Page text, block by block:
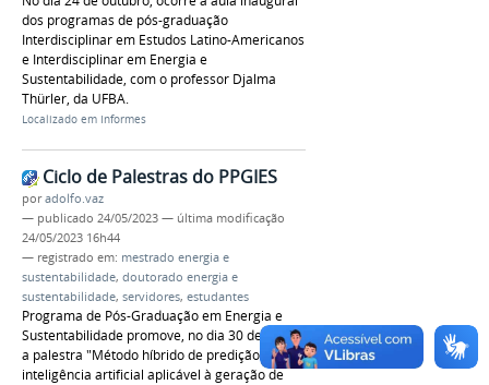
dos programas de pós-graduação
Interdisciplinar em Estudos Latino-Americanos
e Interdisciplinar em Energia e
Sustentabilidade, com o professor Djalma
Thürler, da UFBA.
Localizado em Informes
Ciclo de Palestras do PPGIES
poradolfo.vaz
— publicado 24/05/2023 — última modificação
24/05/2023 16h44
— registrado em: mestrado energia e
sustentabilidade, doutorado energia e
sustentabilidade, servidores, estudantes
Programa de Pós-Graduação em Energia e
Sustentabilidade promove, no dia 30 de maio,
a palestra "Método híbrido de predição com
inteligência artificial aplicável à geração de